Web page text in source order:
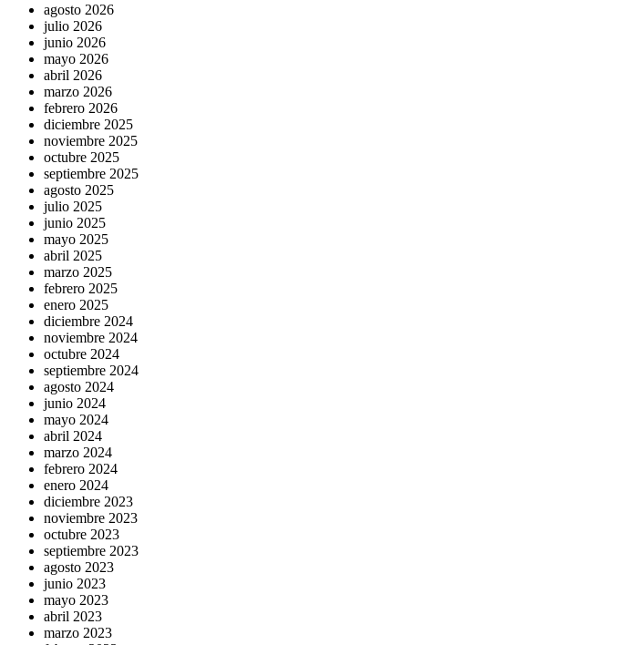
agosto 2026
julio 2026
junio 2026
mayo 2026
abril 2026
marzo 2026
febrero 2026
diciembre 2025
noviembre 2025
octubre 2025
septiembre 2025
agosto 2025
julio 2025
junio 2025
mayo 2025
abril 2025
marzo 2025
febrero 2025
enero 2025
diciembre 2024
noviembre 2024
octubre 2024
septiembre 2024
agosto 2024
junio 2024
mayo 2024
abril 2024
marzo 2024
febrero 2024
enero 2024
diciembre 2023
noviembre 2023
octubre 2023
septiembre 2023
agosto 2023
junio 2023
mayo 2023
abril 2023
marzo 2023